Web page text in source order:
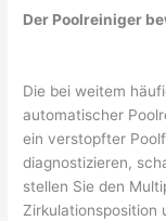
Der Poolreiniger
Die bei weitem
automatischer
ein verstopfter
diagnostizieren,
stellen Sie den
Zirkulationsposition